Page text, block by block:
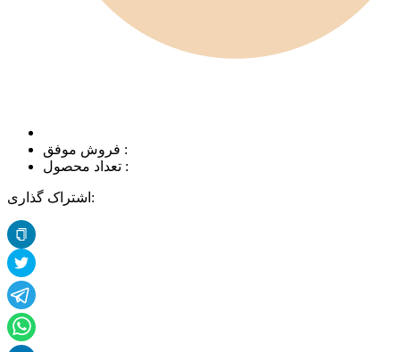
فروش موفق :
تعداد محصول :
اشتراک گذاری: